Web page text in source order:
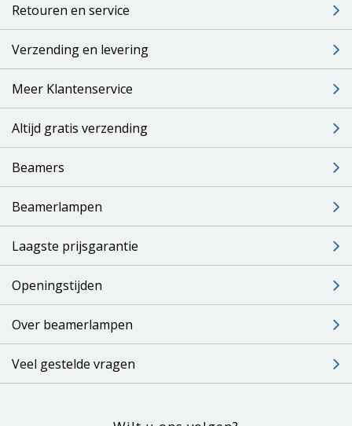
Retouren en service
Verzending en levering
Meer Klantenservice
Altijd gratis verzending
Beamers
Beamerlampen
Laagste prijsgarantie
Openingstijden
Over beamerlampen
Veel gestelde vragen